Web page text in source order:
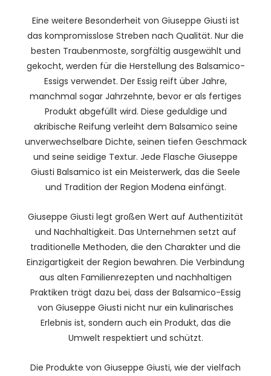
Eine weitere Besonderheit von Giuseppe Giusti ist
das kompromisslose Streben nach Qualität. Nur die
besten Traubenmoste, sorgfältig ausgewählt und
gekocht, werden für die Herstellung des Balsamico-
Essigs verwendet. Der Essig reift über Jahre,
manchmal sogar Jahrzehnte, bevor er als fertiges
Produkt abgefüllt wird. Diese geduldige und
akribische Reifung verleiht dem Balsamico seine
unverwechselbare Dichte, seinen tiefen Geschmack
und seine seidige Textur. Jede Flasche Giuseppe
Giusti Balsamico ist ein Meisterwerk, das die Seele
und Tradition der Region Modena einfängt.
Giuseppe Giusti legt großen Wert auf Authentizität
und Nachhaltigkeit. Das Unternehmen setzt auf
traditionelle Methoden, die den Charakter und die
Einzigartigkeit der Region bewahren. Die Verbindung
aus alten Familienrezepten und nachhaltigen
Praktiken trägt dazu bei, dass der Balsamico-Essig
von Giuseppe Giusti nicht nur ein kulinarisches
Erlebnis ist, sondern auch ein Produkt, das die
Umwelt respektiert und schützt.
Die Produkte von Giuseppe Giusti, wie der vielfach